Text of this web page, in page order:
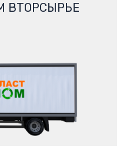
ВТОРСЫРЬЕ